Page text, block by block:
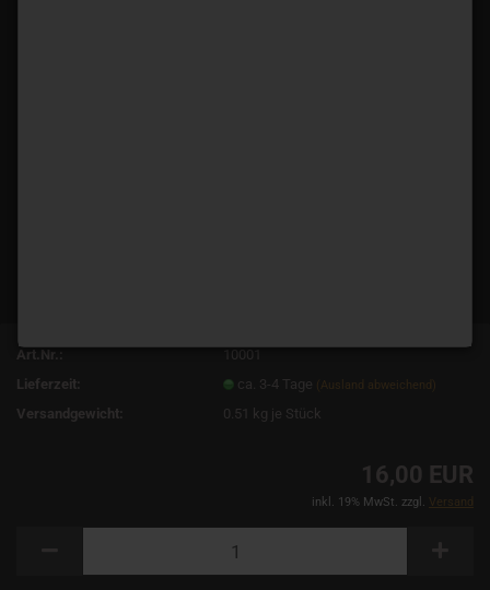
Art.Nr.:
10001
Lieferzeit:
ca. 3-4 Tage (Ausland abweichend)
Versandgewicht: 0.51 kg je Stück
16,00 EUR
inkl. 19% MwSt. zzgl. Versand